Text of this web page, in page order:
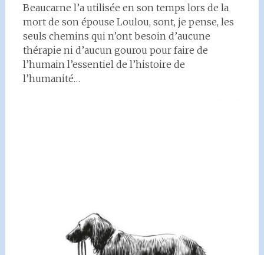
Beaucarne l’a utilisée en son temps lors de la
mort de son épouse Loulou, sont, je pense, les
seuls chemins qui n’ont besoin d’aucune
thérapie ni d’aucun gourou pour faire de
l’humain l’essentiel de l’histoire de
l’humanité…